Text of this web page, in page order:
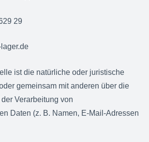
29
ist die natürliche oder juristische
gemeinsam mit anderen über die
Verarbeitung von
Daten (z. B. Namen, E-Mail-Adressen